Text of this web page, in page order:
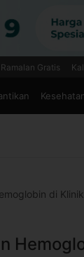
Ramalan Gratis
di